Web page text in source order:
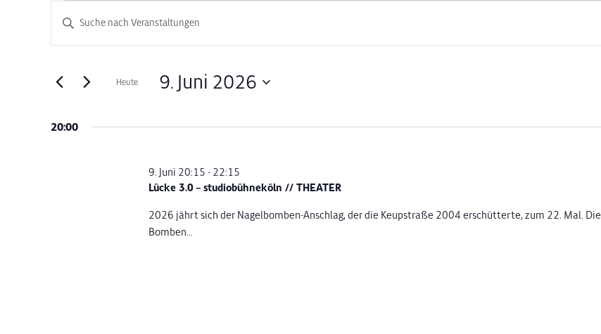
Veranstaltungen
9.
Juni
Veranstaltungen
Suche
und
Ansichten,
Bitte
nach
Schlüsselwort.
Heute 9. Juni 2026
20:00
Lücke 3.0 – studiobühneköln // THEATER
9. Juni 20:15 - 22:15
2026 jährt sich der Nagelbomben-Anschlag, der die Keupstraße 2004 erschütterte, zum 22. Mal. Die
Bomben...